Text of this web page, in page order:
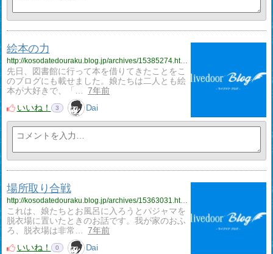
絵本の力
http://kosodatedouraku.blog.jp/archives/15385274.html
先日、図書館に行って本を借りてきたことをこ
のブログにも載せました。娘たちは二人とも絵
本が大好きで、「…
7年前
いいね！
3 Dai
場所取り合戦
http://kosodatedouraku.blog.jp/archives/15363031.html
これは、娘たちとお風呂に入ろうとパジャマを
脱衣場に置いたときのお話です。我が家のおふ
ろ、脱衣場は非常…
7年前
いいね！
0 Dai